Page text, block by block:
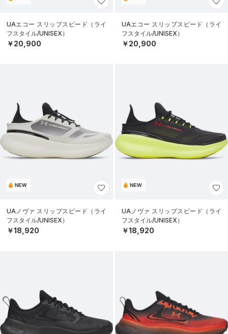
UAエコー スリップスピード（ライ
フスタイル/UNISEX）
￥20,900
UAエコー スリップスピード（ライ
フスタイル/UNISEX）
￥20,900
NEW
UAノヴァ スリップスピード（ライ
フスタイル/UNISEX）
￥18,920
NEW
UAノヴァ スリップスピード（ライ
フスタイル/UNISEX）
￥18,920